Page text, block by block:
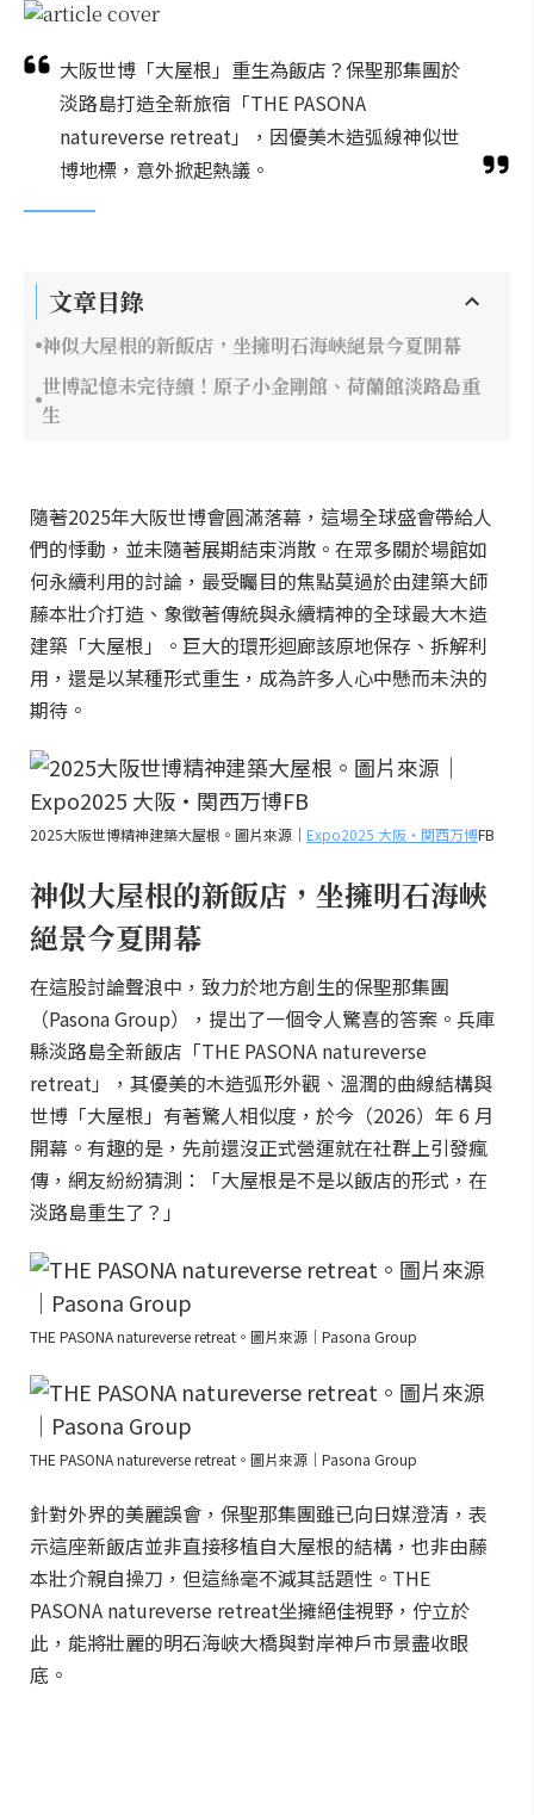
大阪世博「大屋根」重生為飯店？保聖那集團於
淡路島打造全新旅宿「THE PASONA
natureverse retreat」，因優美木造弧線神似世
博地標，意外掀起熱議。
文章目錄
神似大屋根的新飯店，坐擁明石海峽絕景今夏開幕
世博記憶未完待續！原子小金剛館、荷蘭館淡路島重
生
隨著2025年大阪世博會圓滿落幕，這場全球盛會帶給人
們的悸動，並未隨著展期結束消散。在眾多關於場館如
何永續利用的討論，最受矚目的焦點莫過於由建築大師
藤本壯介打造、象徵著傳統與永續精神的全球最大木造
建築「大屋根」。巨大的環形迴廊該原地保存、拆解利
用，還是以某種形式重生，成為許多人心中懸而未決的
期待。
2025大阪世博精神建築大屋根。圖片來源｜ Expo2025 大阪・関西万博FB
神似大屋根的新飯店，坐擁明石海峽
絕景今夏開幕
在這股討論聲浪中，致力於地方創生的保聖那集團
（Pasona Group），提出了一個令人驚喜的答案。兵庫
縣淡路島全新飯店「THE PASONA natureverse
retreat」，其優美的木造弧形外觀、溫潤的曲線結構與
世博「大屋根」有著驚人相似度，於今（2026）年 6 月
開幕。有趣的是，先前還沒正式營運就在社群上引發瘋
傳，網友紛紛猜測：「大屋根是不是以飯店的形式，在
淡路島重生了？」
THE PASONA natureverse retreat。圖片來源｜Pasona Group
THE PASONA natureverse retreat。圖片來源｜Pasona Group
針對外界的美麗誤會，保聖那集團雖已向日媒澄清，表
示這座新飯店並非直接移植自大屋根的結構，也非由藤
本壯介親自操刀，但這絲毫不減其話題性。THE
PASONA natureverse retreat坐擁絕佳視野，佇立於
此，能將壯麗的明石海峽大橋與對岸神戶市景盡收眼
底。